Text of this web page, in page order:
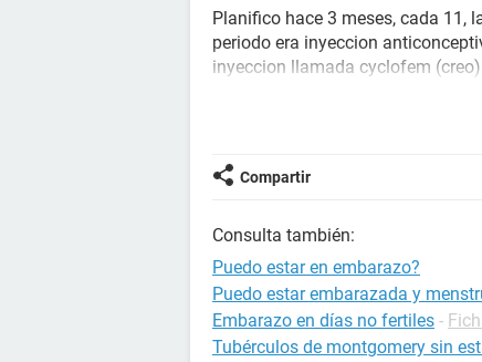
Planifico hace 3 meses, cada 11,
periodo era inyeccion
inyeccion llamada cyclofem
Estoy tomando isotetrinoina
pueda evitar que la inyeccion no
Gracias.
Compartir
Consulta también:
Puedo estar en embarazo?
Puedo estar embarazada y
Embarazo en días no fertiles -
Tubérculos de montgomery sin